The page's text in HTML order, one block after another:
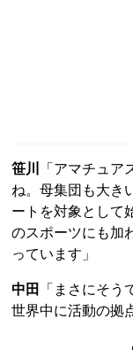
笹川
「アマチュ
ね。母集団も大き
ートを対象として
のスポーツにも加
っています」
中田
「まさにそ
世界中に活動の拠